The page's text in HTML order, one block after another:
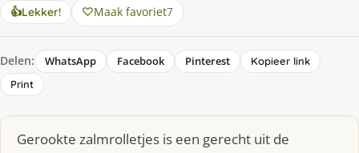
👍Lekker! Maak favoriet7
Delen: WhatsApp Facebook Pinterest
Kopieer link
Print
Gerookte zalmrolletjes is een gerecht uit de